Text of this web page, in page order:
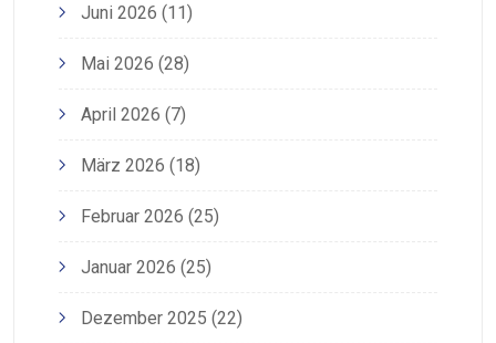
Juni 2026 (11)
Mai 2026 (28)
April 2026 (7)
März 2026 (18)
Februar 2026 (25)
Januar 2026 (25)
Dezember 2025 (22)